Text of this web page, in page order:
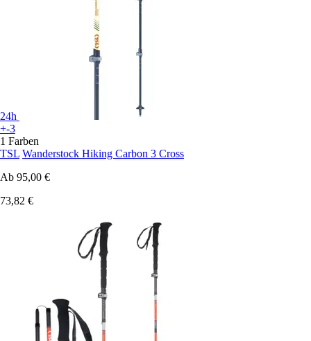
24h
+-3
1 Farben
TSL Wanderstock Hiking Carbon 3 Cross
Ab 95,00 €
73,82 €